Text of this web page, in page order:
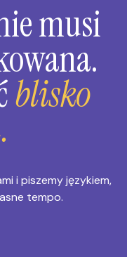
musi
blisko
i piszemy językiem,
tempo.